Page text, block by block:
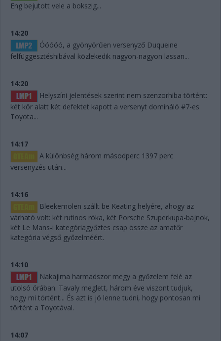
Eng bejutott vele a bokszig...
14:20
Óóóóó, a gyönyörűen versenyző Duqueine
felfüggesztéshibával közlekedik nagyon-nagyon lassan...
14:20
Helyszíni jelentések szerint nem szenzorhiba történt:
két kör alatt két defektet kapott a versenyt domináló #7-es
Toyota...
14:17
A különbség három másodperc 1397 perc
versenyzés után...
14:16
Bleekemolen szállt be Keating helyére, ahogy az
várható volt: két rutinos róka, két Porsche Szuperkupa-bajnok,
két Le Mans-i kategóriagyőztes csap össze az amatőr
kategória végső győzelméért.
14:10
Nakajima harmadszor megy a győzelem felé az
utolsó órában. Tavaly meglett, három éve viszont tudjuk,
hogy mi történt... És azt is jó lenne tudni, hogy pontosan mi
történt a Toyotával.
14:07